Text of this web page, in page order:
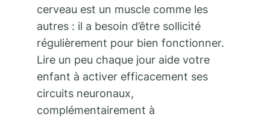
cerveau est un muscle comme les
autres : il a besoin d’être sollicité
régulièrement pour bien fonctionner.
Lire un peu chaque jour aide votre
enfant à activer efficacement ses
circuits neuronaux,
complémentairement à